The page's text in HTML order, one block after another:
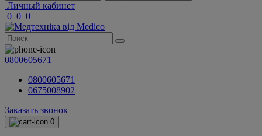
Личный кабинет
0 0 0
0800605671
0800605671
0675008902
Заказать звонок
0